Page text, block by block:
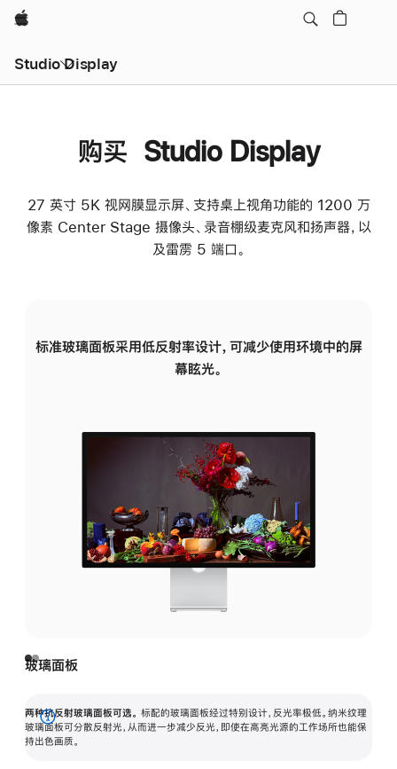
Apple
Studio Display
购买 Studio Display
27 英寸 5K 视网膜显示屏、支持桌上视角功能的 1200 万
像素 Center Stage 摄像头、录音棚级麦克风和扬声器，以
及雷雳 5 端口。
标准玻璃面板采用低反射率设计，可减少使用环境中的屏
幕眩光。
玻璃面板
两种抗反射玻璃面板可选。 标配的玻璃面板经过特别设计，反光率极低。纳米纹理
玻璃面板可分散反射光，从而进一步减少反光，即使在高亮光源的工作场所也能保
持出色画质。
展
开